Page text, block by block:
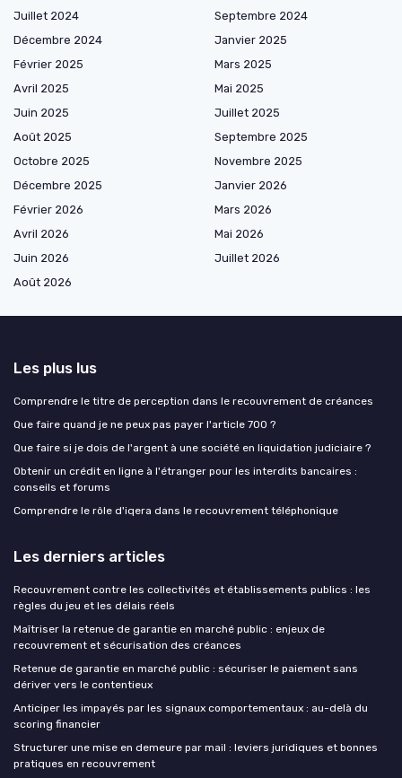
Juillet 2024
Septembre 2024
Décembre 2024
Janvier 2025
Février 2025
Mars 2025
Avril 2025
Mai 2025
Juin 2025
Juillet 2025
Août 2025
Septembre 2025
Octobre 2025
Novembre 2025
Décembre 2025
Janvier 2026
Février 2026
Mars 2026
Avril 2026
Mai 2026
Juin 2026
Juillet 2026
Août 2026
Les plus lus
Comprendre le titre de perception dans le recouvrement de créances
Que faire quand je ne peux pas payer l'article 700 ?
Que faire si je dois de l'argent à une société en liquidation judiciaire ?
Obtenir un crédit en ligne à l'étranger pour les interdits bancaires :
conseils et forums
Comprendre le rôle d'iqera dans le recouvrement téléphonique
Les derniers articles
Recouvrement contre les collectivités et établissements publics : les
règles du jeu et les délais réels
Maîtriser la retenue de garantie en marché public : enjeux de
recouvrement et sécurisation des créances
Retenue de garantie en marché public : sécuriser le paiement sans
dériver vers le contentieux
Anticiper les impayés par les signaux comportementaux : au-delà du
scoring financier
Structurer une mise en demeure par mail : leviers juridiques et bonnes
pratiques en recouvrement